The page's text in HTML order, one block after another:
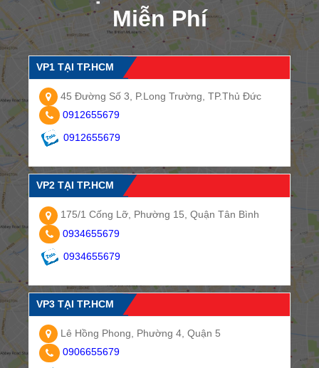
Miễn Phí
VP1 TẠI TP.HCM
45 Đường Số 3, P.Long Trường, TP.Thủ Đức
0912655679
0912655679
VP2 TẠI TP.HCM
175/1 Cống Lỡ, Phường 15, Quận Tân Bình
0934655679
0934655679
VP3 TẠI TP.HCM
Lê Hồng Phong, Phường 4, Quận 5
0906655679